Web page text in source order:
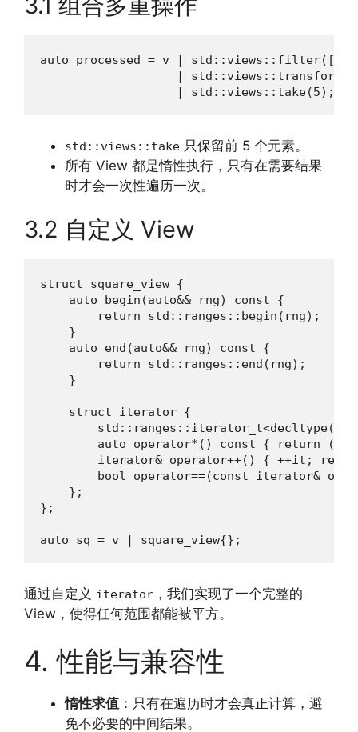
auto processed = v |
|
                   | std::views::take(5);
std::views::take 只保留前 5 个元素。
所有 View 都是惰性执行，只有在需要结果
时才会一次性遍历一次。
3.2 自定义 View
struct square_view {
    auto begin(auto&& rng) const {
        return std::ranges::begin(rng);
    }
    auto end(auto&& rng) const {
        return std::ranges::end(rng);
    }
    struct iterator {
auto operator*() const { return
iterator& operator++() { ++it;
bool operator==(const iterator&
    };
};
auto sq = v | square_view{};
通过自定义 iterator ，我们实现了一个完整的
View，使得任何范围都能被平方。
4. 性能与兼容性
惰性求值 ：只有在遍历时才会真正计算，避
免不必要的中间结果。